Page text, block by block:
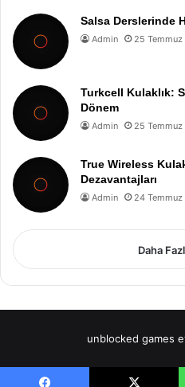
Salsa Derslerinde
Admin 25
Turkcell Kulaklık:
Dönem
Admin 25
True Wireless
Dezavantajları
Admin 24
Daha
unblocked games